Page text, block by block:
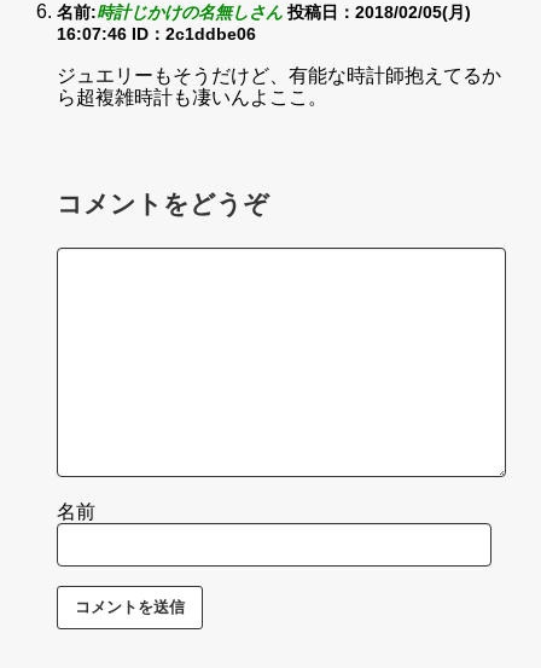
名前:時計じかけの名無しさん 投稿日：2018/02/05(月)
16:07:46 ID：2c1ddbe06
ジュエリーもそうだけど、有能な時計師抱えてるか
ら超複雑時計も凄いんよここ。
コメントをどうぞ
名前